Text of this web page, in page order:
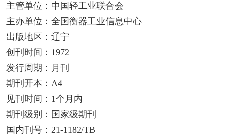
主管单位：中国轻工业联合会
主办单位：全国衡器工业信息中心
出版地区：辽宁
创刊时间：1972
发行周期：月刊
期刊开本：A4
见刊时间：1个月内
期刊级别：国家级期刊
国内刊号：21-1182/TB